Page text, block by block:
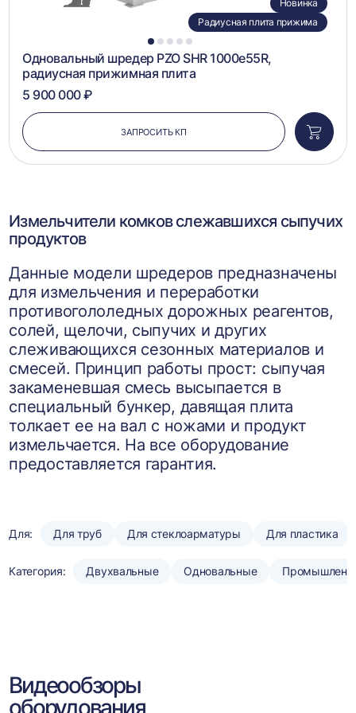
1 2 3 4 5
Новинка
Радиусная плита прижима
Одновальный шредер PZO SHR 1000e55R,
радиусная прижимная плита
5 900 000 ₽
ЗАПРОСИТЬ КП
в
Измельчители комков слежавшихся сыпучих
продуктов
Данные модели шредеров предназначены
для измельчения и переработки
противогололедных дорожных реагентов,
солей, щелочи, сыпучих и других
слеживающихся сезонных материалов и
смесей. Принцип работы прост: сыпучая
закаменевшая смесь высыпается в
специальный бункер, давящая плита
толкает ее на вал с ножами и продукт
измельчается. На все оборудование
предоставляется гарантия.
Для: Для труб Для стеклоарматуры Для пластика
Категория: Двухвальные Одновальные
Видеообзоры
оборудования